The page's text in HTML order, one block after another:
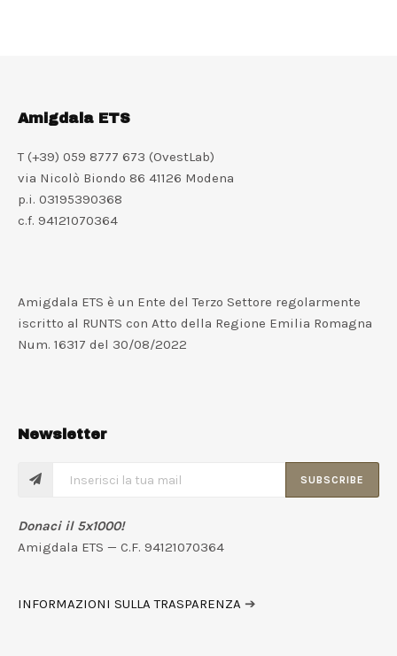
Amigdala ETS
T (+39) 059 8777 673 (OvestLab)
via Nicolò Biondo 86 41126 Modena
p.i. 03195390368
c.f. 94121070364
Amigdala ETS è un Ente del Terzo Settore regolarmente
iscritto al RUNTS con Atto della Regione Emilia Romagna
Num. 16317 del 30/08/2022
Newsletter
SUBSCRIBE
Donaci il 5x1000!
Amigdala ETS — C.F. 94121070364
INFORMAZIONI SULLA TRASPARENZA ➔